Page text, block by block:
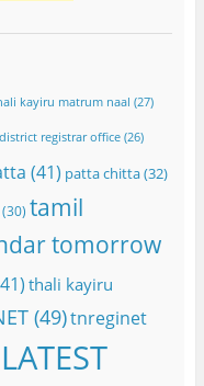
kayiru matrum naal (27)
district registrar office(26)
(41) patta chitta(32)
(30) tamil
tomorrow
thali kayiru
(49)tnreginet